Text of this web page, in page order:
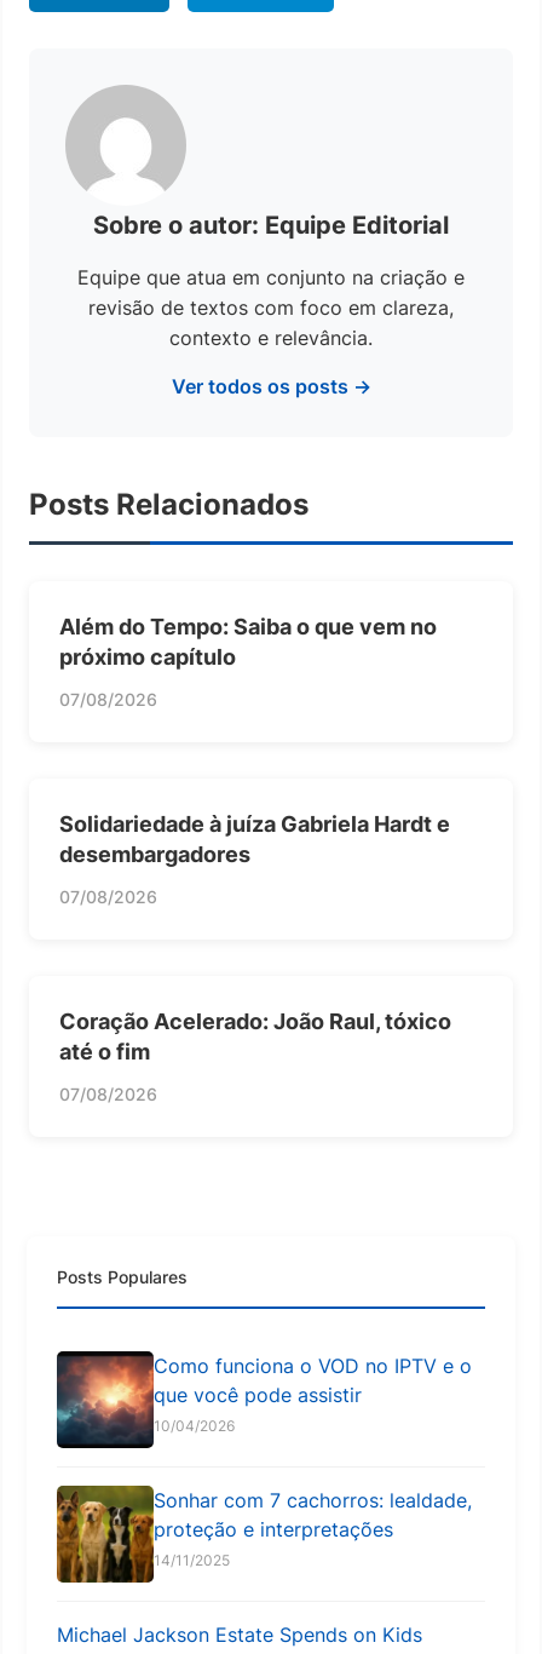
Sobre o autor: Equipe Editorial
Equipe que atua em conjunto na criação e
revisão de textos com foco em clareza,
contexto e relevância.
Ver todos os posts →
Posts Relacionados
Além do Tempo: Saiba o que vem no
próximo capítulo
07/08/2026
Solidariedade à juíza Gabriela Hardt e
desembargadores
07/08/2026
Coração Acelerado: João Raul, tóxico
até o fim
07/08/2026
Posts Populares
Como funciona o VOD no IPTV e o
que você pode assistir
10/04/2026
Sonhar com 7 cachorros: lealdade,
proteção e interpretações
14/11/2025
Michael Jackson Estate Spends on Kids